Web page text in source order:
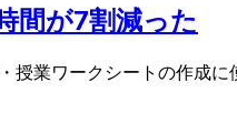
間が7割減った
業ワークシートの作成